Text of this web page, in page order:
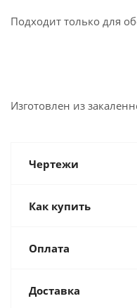
Подходит только для
Изготовлен из
Чертежи
Как купить
Оплата
Доставка